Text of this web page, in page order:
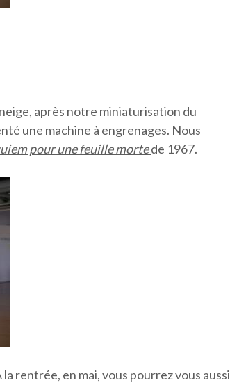
après notre miniaturisation du
une machine à engrenages. Nous
pour une feuille mortede 1967.
rentrée, en mai, vous pourrez vous aussi